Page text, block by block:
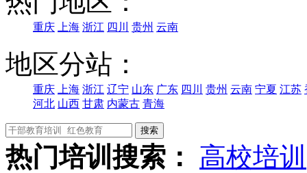
重庆 上海 浙江 四川 贵州 云南
地区分站：
重庆 上海 浙江 辽宁 山东 广东 四川 贵州 云南 宁夏 江苏
河北 山西 甘肃 内蒙古 青海
热门培训搜索：
高校培训